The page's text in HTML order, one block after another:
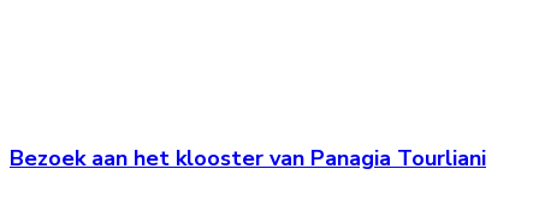
Bezoek aan het klooster van Panagia Tourliani